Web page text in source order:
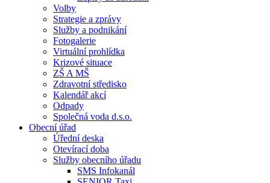
Volby
Strategie a zprávy
Služby a podnikání
Fotogalerie
Virtuální prohlídka
Krizové situace
ZŠ A MŠ
Zdravotní středisko
Kalendář akcí
Odpady
Společná voda d.s.o.
Obecní úřad
Úřední deska
Otevírací doba
Služby obecního úřadu
SMS Infokanál